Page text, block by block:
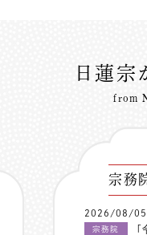
日蓮宗
from
宗務
2026/08/05
宗務院